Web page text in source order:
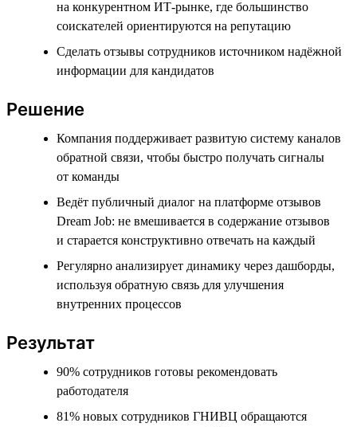
на конкурентном ИТ-рынке, где большинство
соискателей ориентируются на репутацию
Сделать отзывы сотрудников источником надёжной
информации для кандидатов
Решение
Компания поддерживает развитую систему каналов
обратной связи, чтобы быстро получать сигналы
от команды
Ведёт публичный диалог на платформе отзывов
Dream Job: не вмешивается в содержание отзывов
и старается конструктивно отвечать на каждый
Регулярно анализирует динамику через дашборды,
используя обратную связь для улучшения
внутренних процессов
Результат
90% сотрудников готовы рекомендовать
работодателя
81% новых сотрудников ГНИВЦ обращаются